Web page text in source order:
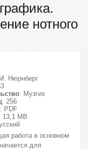
нотного
Нюрнберг
: Музгиз
: 256
: PDF
13,1 МВ
работа в основном
для